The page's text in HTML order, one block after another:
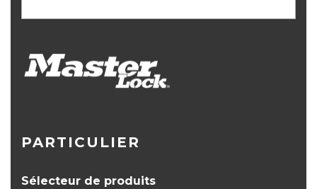
PARTICULIER
Sélecteur de produits